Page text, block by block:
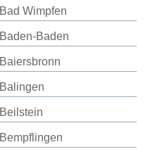
Bad Wimpfen
Baden-Baden
Baiersbronn
Balingen
Beilstein
Bempflingen